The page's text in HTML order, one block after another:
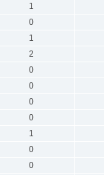
1
0
1
2
0
0
0
0
1
0
0